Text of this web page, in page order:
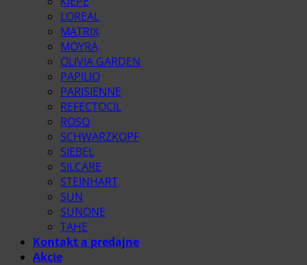
LOREAL
MATRIX
MOYRA
OLIVIA GARDEN
PAPILIO
PARISIENNE
REFECTOCIL
ROSO
SCHWARZKOPF
SIEBEL
SILCARE
STEINHART
SUN
SUNONE
TAHE
Kontakt a predajne
Akcie